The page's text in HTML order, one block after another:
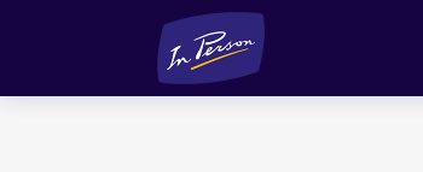
Servicemonteur